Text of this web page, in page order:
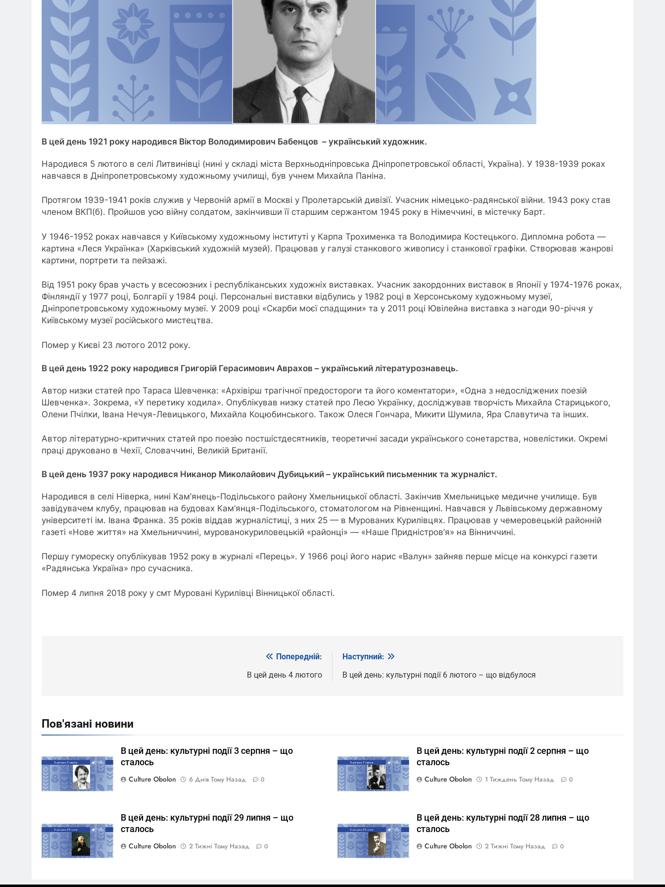
В цей день 1921 року народився Віктор Володимирович Бабенцов – український художник.
Народився 5 лютого в селі Литвинівці (нині у складі міста Верхньодніпровська Дніпропетровської області, Україна). У 1938-1939 роках
навчався в Дніпропетровському художньому училищі, був учнем Михайла Паніна.
Протягом 1939-1941 років служив у Червоній армії в Москві у Пролетарській дивізії. Учасник німецько-радянської війни. 1943 року став
членом ВКП(б). Пройшов усю війну солдатом, закінчивши її старшим сержантом 1945 року в Німеччині, в містечку Барт.
У 1946-1952 роках навчався у Київському художньому інституті у Карпа Трохименка та Володимира Костецького. Дипломна робота —
картина «Леся Українка» (Харківський художній музей). Працював у галузі станкового живопису і станкової графіки. Створював жанрові
картини, портрети та пейзажі.
Від 1951 року брав участь у всесоюзних і республіканських художніх виставках. Учасник закордонних виставок в Японії у 1974-1976 роках,
Фінляндії у 1977 році, Болгарії у 1984 році. Персональні виставки відбулись у 1982 році в Херсонському художньому музеї,
Дніпропетровському художньому музеї. У 2009 році «Скарби моєї спадщини» та у 2011 році Ювілейна виставка з нагоди 90-річчя у
Київському музеї російського мистецтва.
Помер у Києві 23 лютого 2012 року.
В цей день 1922 року народився Григорій Герасимович Аврахов – український літературознавець.
Автор низки статей про Тараса Шевченка: «Архівірш трагічної предостороги та його коментатори», «Одна з недосліджених поезій
Шевченка». Зокрема, «У перетику ходила». Опублікував низку статей про Лесю Українку, досліджував творчість Михайла Старицького,
Олени Пчілки, Івана Нечуя-Левицького, Михайла Коцюбинського. Також Олеся Гончара, Микити Шумила, Яра Славутича та інших.
Автор літературно-критичних статей про поезію постшістдесятників, теоретичні засади українського сонетарства, новелістики. Окремі
праці друковано в Чехії, Словаччині, Великій Британії.
В цей день 1937 року народився Никанор Миколайович Дубицький – український письменник та журналіст.
Народився в селі Ніверка, нині Кам’янець-Подільського району Хмельницької області. Закінчив Хмельницьке медичне училище. Був
завідувачем клубу, працював на будовах Кам’янця-Подільського, стоматологом на Рівненщині. Навчався у Львівському державному
університеті ім. Івана Франка. 35 років віддав журналістиці, з них 25 — в Мурованих Курилівцях. Працював у чемеровецькій районній
газеті «Нове життя» на Хмельниччині, мурованокуриловецькій «районці» — «Наше Придністров’я» на Вінниччині.
Першу гумореску опублікував 1952 року в журналі «Перець». У 1966 році його нарис «Валун» зайняв перше місце на конкурсі газети
«Радянська Україна» про сучасника.
Помер 4 липня 2018 року у смт Муровані Курилівці Вінницької області.
Попередній:
В цей день 4 лютого
Наступний:
В цей день: культурні події 6 лютого – що відбулося
Пов'язані новини
В цей день: культурні події 3 серпня – що
сталось
Culture Obolon
6 Днів Тому Назад 0
В цей день: культурні події 2 серпня – що
сталось
Culture Obolon
1 Тиждень Тому Назад 0
В цей день: культурні події 29 липня – що
сталось
Culture Obolon
2 Тижні Тому Назад 0
В цей день: культурні події 28 липня – що
сталось
Culture Obolon
2 Тижні Тому Назад 0